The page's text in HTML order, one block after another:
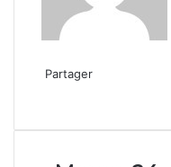
Partager
email